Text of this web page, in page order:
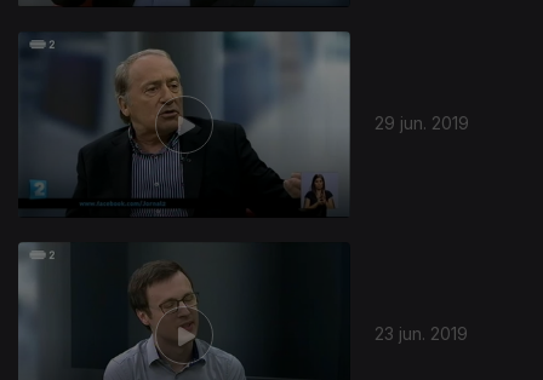
29 jun. 2019
23 jun. 2019